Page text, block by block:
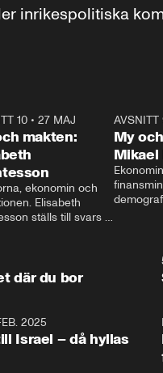
inrikespolitiska
10 •27 MAJ
makten:
ekonomin och
Elisabeth
ställs till svars
AVSNITT
My
Mikael
1:06
där du bor
2025
Israel – då hyllas